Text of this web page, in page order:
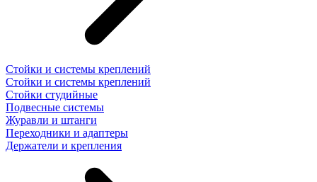
Стойки и системы креплений
Стойки и системы креплений
Стойки студийные
Подвесные системы
Журавли и штанги
Переходники и адаптеры
Держатели и крепления